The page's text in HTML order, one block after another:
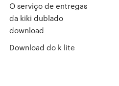
O serviço de entregas
da kiki dublado
download
Download do k lite